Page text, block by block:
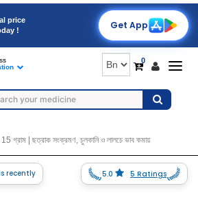
price
!
Get App
0
গ্রাম | ছত্রাক সংক্রমণ, চুলকানি ও লালচে ভাব কমায়
recently 5.0 5 Ratings